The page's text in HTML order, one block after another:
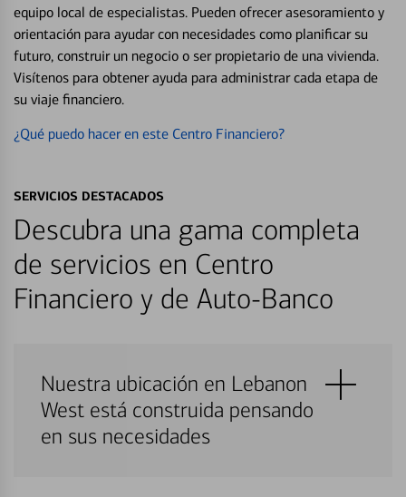
equipo local de especialistas. Pueden ofrecer asesoramiento y
orientación para ayudar con necesidades como planificar su
futuro, construir un negocio o ser propietario de una vivienda.
Visítenos para obtener ayuda para administrar cada etapa de
su viaje financiero.
¿Qué puedo hacer en este Centro Financiero?
SERVICIOS DESTACADOS
Descubra una gama completa
de servicios en Centro
Financiero y de Auto-Banco
Nuestra ubicación en Lebanon
West está construida pensando
en sus necesidades